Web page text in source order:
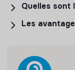
Quelles sont
Les